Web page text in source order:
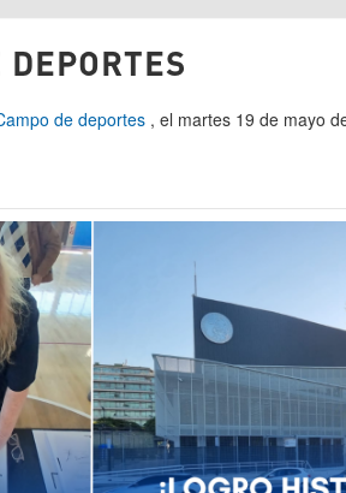
de deportes , el martes 19 de mayo